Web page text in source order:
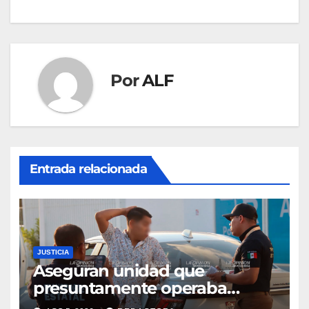
entradas
PorALF
Entrada relacionada
JUSTICIA
Aseguran unidad que
presuntamente operaba
mediante aplicación digital en